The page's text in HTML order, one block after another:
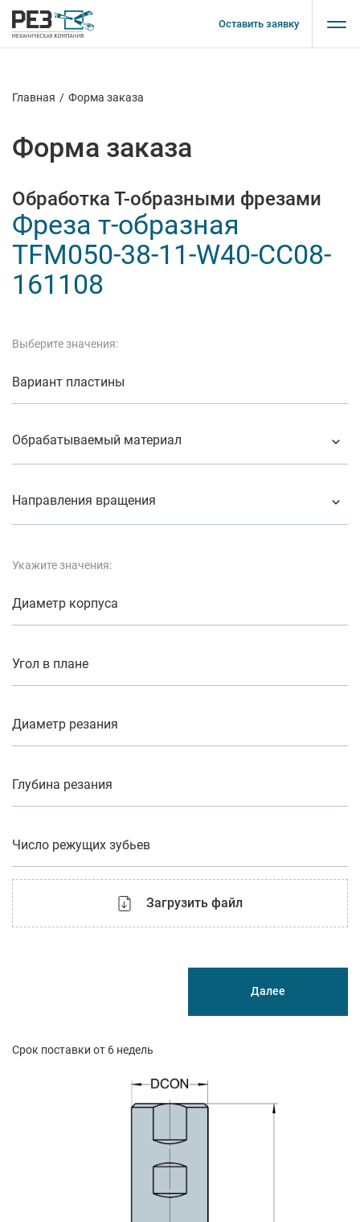
Оставить заявку
Главная / Форма заказа
Форма заказа
Срок поставки от 6 недель
Обработка Т-образными фрезами
Фреза т-образная
TFM050-38-11-W40-CC08-
161108
Выберите значения:
Вариант пластины
Обрабатываемый материал
Направления вращения
Укажите значения:
Диаметр корпуса
Угол в плане
Диаметр резания
Глубина резания
Число режущих зубьев
Загрузить файл
Далее